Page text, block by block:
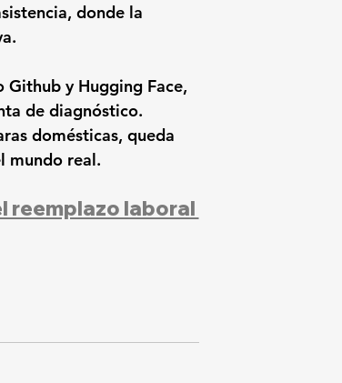
donde la
y Hugging Face,
de diagnóstico.
domésticas, queda
mundo real.
reemplazo laboral